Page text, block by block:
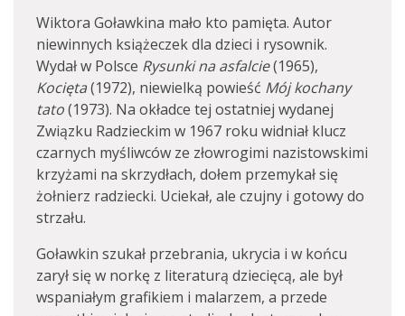
Wiktora Goławkina mało kto pamięta. Autor
niewinnych książeczek dla dzieci i rysownik.
Wydał w Polsce Rysunki na asfalcie(1965),
Kocięta(1972), niewielką powieść Mój kochany
tato(1973). Na okładce tej ostatniej wydanej
Związku Radzieckim w 1967 roku widniał klucz
czarnych myśliwców ze złowrogimi nazistowskimi
krzyżami na skrzydłach, dołem przemykał się
żołnierz radziecki. Uciekał, ale czujny i gotowy do
strzału.
Goławkin szukał przebrania, ukrycia i w końcu
zarył się w norkę z literaturą dziecięcą, ale był
wspaniałym grafikiem i malarzem, a przede